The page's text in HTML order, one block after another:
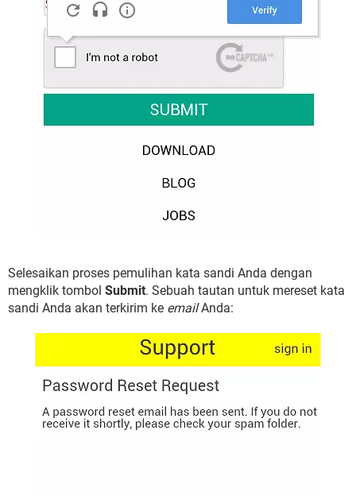
Selesaikan proses pemulihan kata sandi Anda dengan
mengklik tombol Submit. Sebuah tautan untuk mereset kata
sandi Anda akan terkirim ke emailAnda: